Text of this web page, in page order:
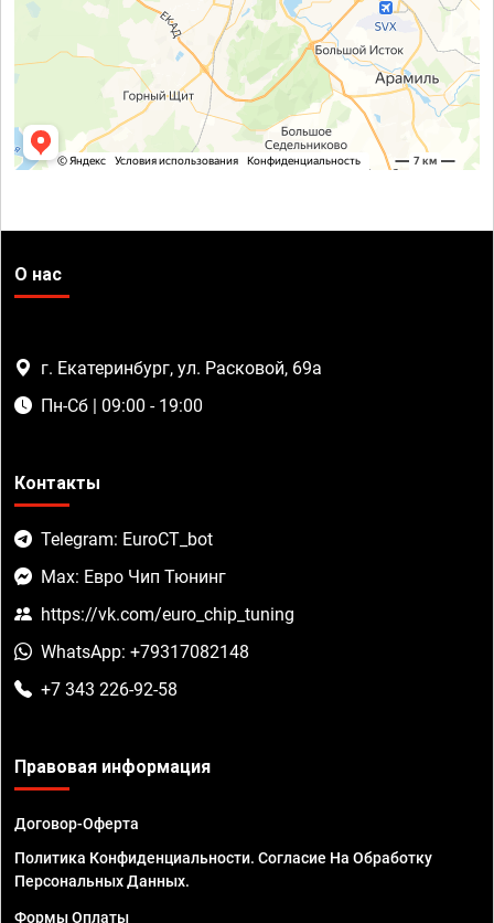
О нас
г. Екатеринбург, ул. Расковой, 69а
Пн-Сб | 09:00 - 19:00
Контакты
Telegram: EuroCT_bot
Max: Евро Чип Тюнинг
https://vk.com/euro_chip_tuning
WhatsApp: +79317082148
+7 343 226-92-58
Правовая информация
Договор-Оферта
Политика Конфиденциальности. Согласие На Обработку
Персональных Данных.
Формы Оплаты